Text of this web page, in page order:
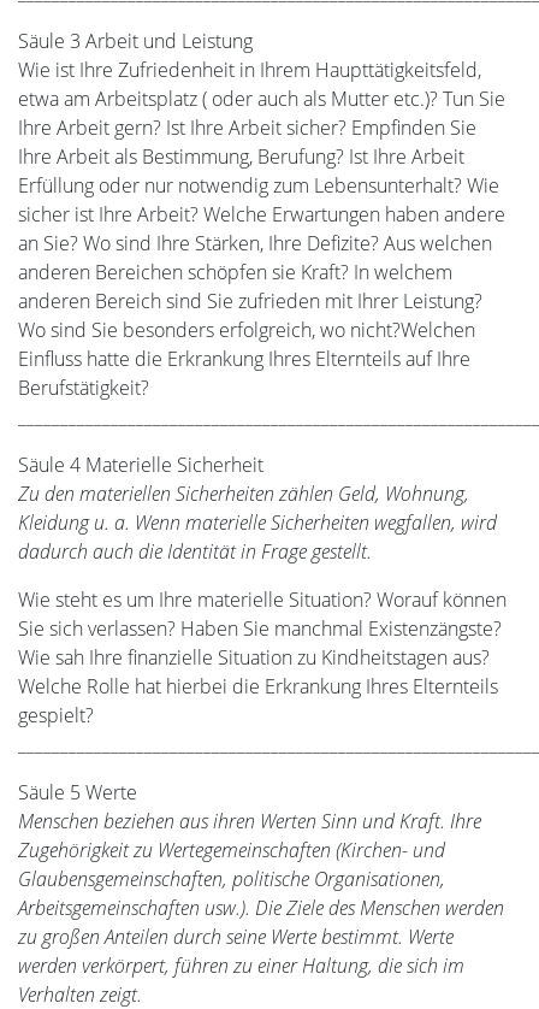
Säule 3 Arbeit und Leistung
Wie ist Ihre Zufriedenheit in Ihrem Haupttätigkeitsfeld,
etwa am Arbeitsplatz ( oder auch als Mutter etc.)? Tun Sie
Ihre Arbeit gern? Ist Ihre Arbeit sicher? Empfinden Sie
Ihre Arbeit als Bestimmung, Berufung? Ist Ihre Arbeit
Erfüllung oder nur notwendig zum Lebensunterhalt? Wie
sicher ist Ihre Arbeit? Welche Erwartungen haben andere
an Sie? Wo sind Ihre Stärken, Ihre Defizite? Aus welchen
anderen Bereichen schöpfen sie Kraft? In welchem
anderen Bereich sind Sie zufrieden mit Ihrer Leistung?
Wo sind Sie besonders erfolgreich, wo nicht?Welchen
Einfluss hatte die Erkrankung Ihres Elternteils auf Ihre
Berufstätigkeit?
Säule 4 Materielle Sicherheit
Zu den materiellen Sicherheiten zählen Geld, Wohnung,
Kleidung u. a. Wenn materielle Sicherheiten wegfallen, wird
dadurch auch die Identität in Frage gestellt.
Wie steht es um Ihre materielle Situation? Worauf können
Sie sich verlassen? Haben Sie manchmal Existenzängste?
Wie sah Ihre finanzielle Situation zu Kindheitstagen aus?
Welche Rolle hat hierbei die Erkrankung Ihres Elternteils
gespielt?
Säule 5 Werte
Menschen beziehen aus ihren Werten Sinn und Kraft. Ihre
Zugehörigkeit zu Wertegemeinschaften (Kirchen- und
Glaubensgemeinschaften, politische Organisationen,
Arbeitsgemeinschaften usw.). Die Ziele des Menschen werden
zu großen Anteilen durch seine Werte bestimmt. Werte
werden verkörpert, führen zu einer Haltung, die sich im
Verhalten zeigt.